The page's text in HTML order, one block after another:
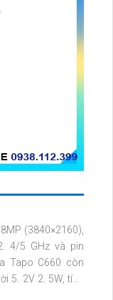
(3840×2160),
4/5 GHz và pin
Tapo C660 còn
5. 2V 2. 5W, tích